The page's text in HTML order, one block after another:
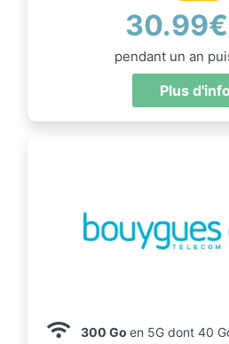
30.99€
pendant un an
Plus
300 Go en 5G dont 40